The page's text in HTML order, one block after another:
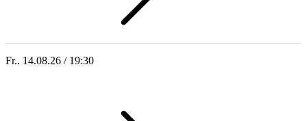
Fr.. 14.08.26 / 19:30